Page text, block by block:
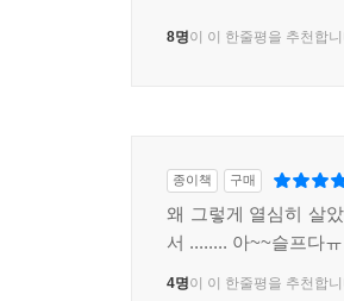
8명이 이 한줄평을 추천합니
종이책 구매
왜 그렇게 열심히 살
서 ........ 아~~슬프다ㅠ
4명이 이 한줄평을 추천합니